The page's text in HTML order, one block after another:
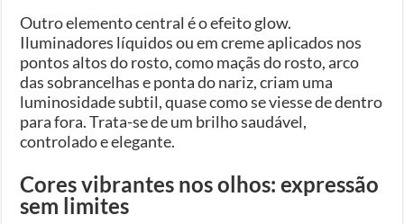
Outro elemento central é o efeito glow.
Iluminadores líquidos ou em creme aplicados nos
pontos altos do rosto, como maçãs do rosto, arco
das sobrancelhas e ponta do nariz, criam uma
luminosidade subtil, quase como se viesse de dentro
para fora. Trata-se de um brilho saudável,
controlado e elegante.
Cores vibrantes nos olhos: expressão
sem limites